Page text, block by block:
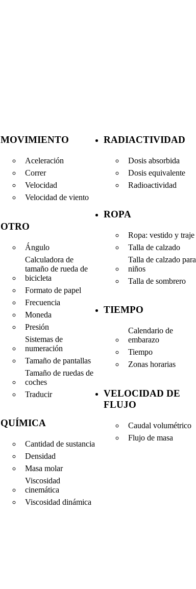
MOVIMIENTO
Aceleración
Correr
Velocidad
Velocidad de viento
OTRO
Ángulo
Calculadora de
tamaño de rueda de
bicicleta
Formato de papel
Frecuencia
Moneda
Presión
Sistemas de
numeración
Tamaño de pantallas
Tamaño de ruedas de
coches
Traducir
QUÍMICA
Cantidad de sustancia
Densidad
Masa molar
Viscosidad
cinemática
Viscosidad dinámica
RADIACTIVIDAD
Dosis absorbida
Dosis equivalente
Radioactividad
ROPA
Ropa: vestido y traje
Talla de calzado
Talla de calzado para
niños
Talla de sombrero
TIEMPO
Calendario de
embarazo
Tiempo
Zonas horarias
VELOCIDAD DE
FLUJO
Caudal volumétrico
Flujo de masa